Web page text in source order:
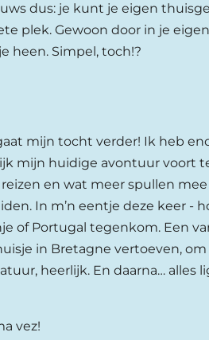
dus: je kunt je eigen
plek. Gewoon door in je
heen. Simpel, toch!?
mijn tocht verder! Ik heb
mijn huidige avontuur voort
en wat meer spullen
In m’n eentje deze keer -
of Portugal tegenkom. Een
in Bretagne vertoeven,
heerlijk. En daarna… alles
vez!